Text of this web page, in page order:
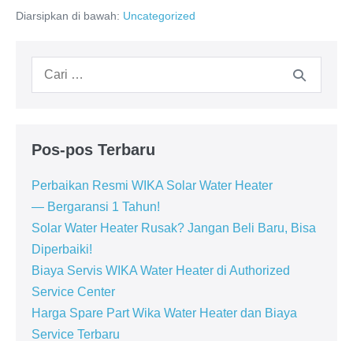
Selatan:
Diarsipkan di bawah: Uncategorized
Pencarian
Pos-pos Terbaru
Perbaikan Resmi WIKA Solar Water Heater
— Bergaransi 1 Tahun!
Solar Water Heater Rusak? Jangan Beli Baru, Bisa
Diperbaiki!
Biaya Servis WIKA Water Heater di Authorized
Service Center
Harga Spare Part Wika Water Heater dan Biaya
Service Terbaru